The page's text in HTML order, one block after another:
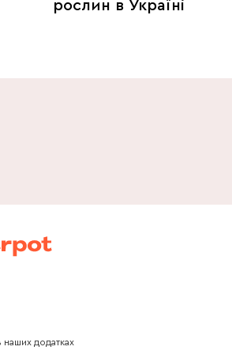
рослин в Україні
наших додатках